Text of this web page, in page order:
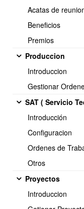
Acatas de
Beneficios
Premios
Produccion
Introduccion
Gestionar
SAT ( Servicio
Introducción
Configuracion
Ordenes de
Otros
Proyectos
Introduccion
2. Creando Listas
Una lista define a
los correos desde
datos vía excel/CSV.
Para crear Listas se
Menú principal >